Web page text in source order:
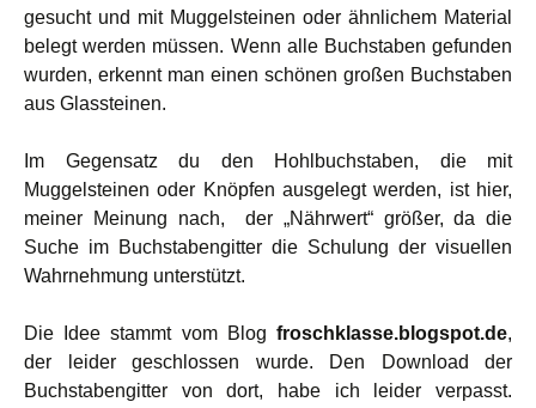
gesucht und mit Muggelsteinen oder ähnlichem Material
belegt werden müssen. Wenn alle Buchstaben gefunden
wurden, erkennt man einen schönen großen Buchstaben
aus Glassteinen.
Im Gegensatz du den Hohlbuchstaben, die mit
Muggelsteinen oder Knöpfen ausgelegt werden, ist hier,
meiner Meinung nach, der „Nährwert“ größer, da die
Suche im Buchstabengitter die Schulung der visuellen
Wahrnehmung unterstützt.
Die Idee stammt vom Blog froschklasse.blogspot.de,
der leider geschlossen wurde. Den Download der
Buchstabengitter von dort, habe ich leider verpasst.